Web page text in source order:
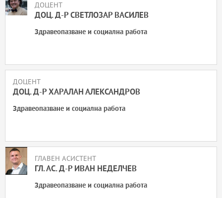
ДОЦЕНТ
ДОЦ. Д-Р СВЕТЛОЗАР ВАСИЛЕВ
Здравеопазване и социална работа
ДОЦЕНТ
ДОЦ. Д-Р ХАРАЛАН АЛЕКСАНДРОВ
Здравеопазване и социална работа
ГЛАВЕН АСИСТЕНТ
ГЛ. АС. Д-Р ИВАН НЕДЕЛЧЕВ
Здравеопазване и социална работа